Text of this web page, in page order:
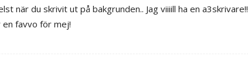
när du skrivit ut på bakgrunden.. Jag viiiill ha en a3skrivare!!
favvo för mej!